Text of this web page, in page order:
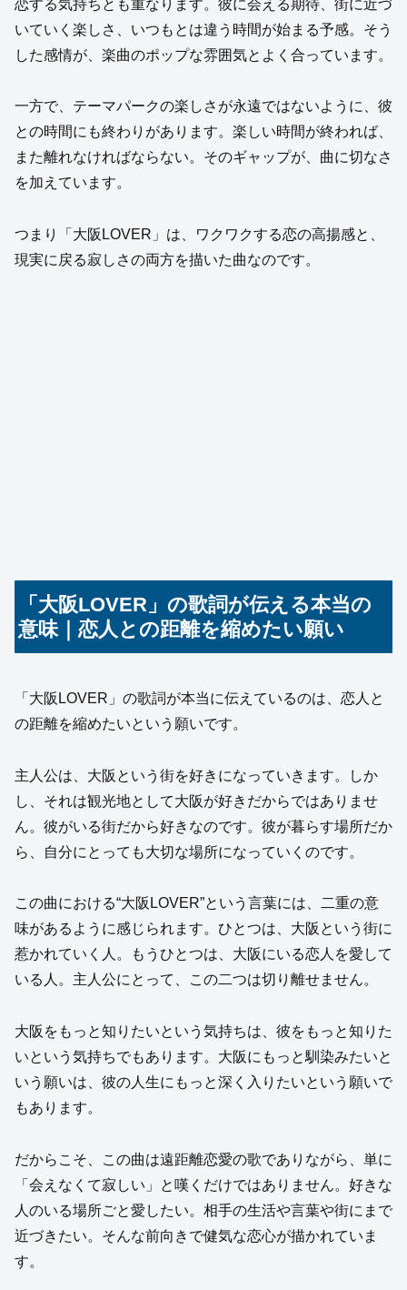
恋する気持ちとも重なります。彼に会える期待、街に近づ
いていく楽しさ、いつもとは違う時間が始まる予感。そう
した感情が、楽曲のポップな雰囲気とよく合っています。
一方で、テーマパークの楽しさが永遠ではないように、彼
との時間にも終わりがあります。楽しい時間が終われば、
また離れなければならない。そのギャップが、曲に切なさ
を加えています。
つまり「大阪LOVER」は、ワクワクする恋の高揚感と、
現実に戻る寂しさの両方を描いた曲なのです。
「大阪LOVER」の歌詞が伝える本当の
意味｜恋人との距離を縮めたい願い
「大阪LOVER」の歌詞が本当に伝えているのは、恋人と
の距離を縮めたいという願いです。
主人公は、大阪という街を好きになっていきます。しか
し、それは観光地として大阪が好きだからではありませ
ん。彼がいる街だから好きなのです。彼が暮らす場所だか
ら、自分にとっても大切な場所になっていくのです。
この曲における“大阪LOVER”という言葉には、二重の意
味があるように感じられます。ひとつは、大阪という街に
惹かれていく人。もうひとつは、大阪にいる恋人を愛して
いる人。主人公にとって、この二つは切り離せません。
大阪をもっと知りたいという気持ちは、彼をもっと知りた
いという気持ちでもあります。大阪にもっと馴染みたいと
いう願いは、彼の人生にもっと深く入りたいという願いで
もあります。
だからこそ、この曲は遠距離恋愛の歌でありながら、単に
「会えなくて寂しい」と嘆くだけではありません。好きな
人のいる場所ごと愛したい。相手の生活や言葉や街にまで
近づきたい。そんな前向きで健気な恋心が描かれていま
す。